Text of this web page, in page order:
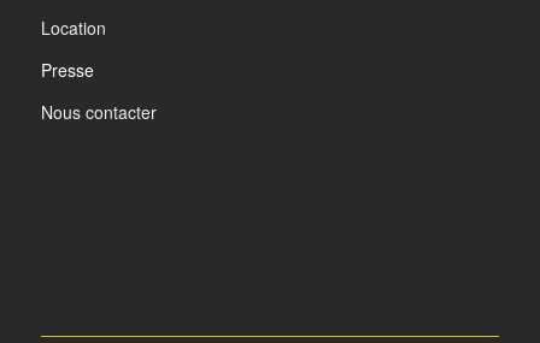
Location
Presse
Nous contacter